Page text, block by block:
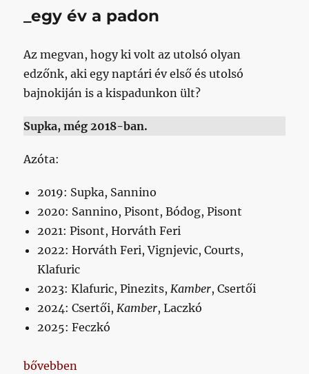
_egy év a padon
Az megvan, hogy ki volt az utolsó olyan
edzőnk, aki egy naptári év első és utolsó
bajnokiján is a kispadunkon ült?
Supka, még 2018-ban.
Azóta:
2019: Supka, Sannino
2020: Sannino, Pisont, Bódog, Pisont
2021: Pisont, Horváth Feri
2022: Horváth Feri, Vignjevic, Courts,
Klafuric
2023: Klafuric, Pinezits, Kamber, Csertői
2024: Csertői, Kamber, Laczkó
2025: Feczkó
„Ha akar, egy év is tud rettenetesen hosszú idő
bővebben